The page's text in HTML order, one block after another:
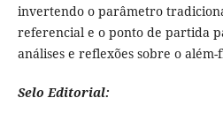
invertendo o parâmetro
referencial e o ponto de partida
análises e reflexões sobre o
Selo Editorial: